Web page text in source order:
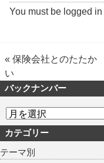
You must be logged in
« 保険会社とのたたか
い
バックナンバー
カテゴリー
テーマ別